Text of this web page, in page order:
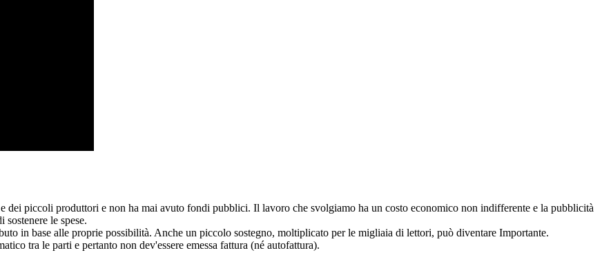
piccoli produttori e non ha mai avuto fondi pubblici. Il lavoro che svolgiamo ha un costo economico non indifferente e la pubblicità
le spese.
in base alle proprie possibilità. Anche un piccolo sostegno, moltiplicato per le migliaia di lettori, può diventare Importante.
tra le parti e pertanto non dev'essere emessa fattura (né autofattura).